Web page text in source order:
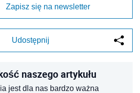
Zapisz się na newsletter
Udostępnij
naszego artykułu
jest dla nas bardzo ważna